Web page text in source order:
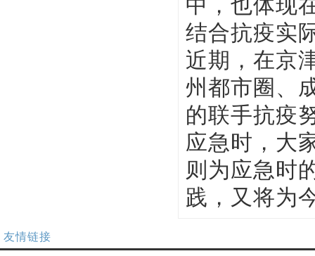
中，也体现
结合抗疫实
近期，在京
州都市圈、
的联手抗疫
应急时，大
则为应急时
践，又将为
友情链接